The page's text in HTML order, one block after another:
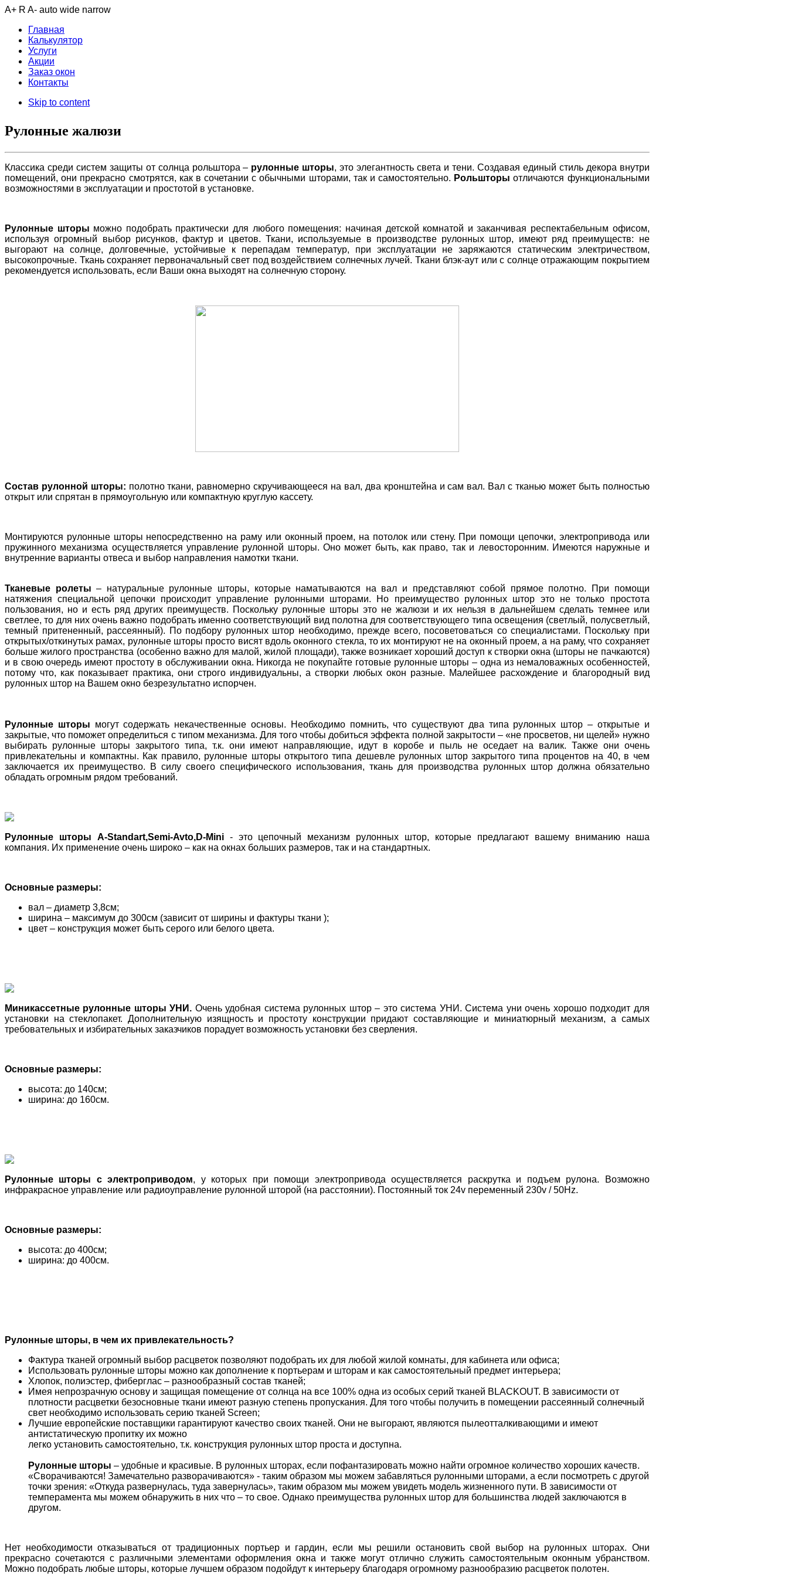
A+ R A- auto wide narrow
Главная
Калькулятор
Услуги
Акции
Заказ окон
Контакты
Skip to content
Рулонные жалюзи
Классика среди систем защиты от солнца рольштора – рулонные шторы, это элегантность света и тени. Создавая единый стиль декора внутри
помещений, они прекрасно смотрятся, как в сочетании с обычными шторами, так и самостоятельно. Рольшторы отличаются функциональными
возможностями в эксплуатации и простотой в установке.
Рулонные шторы можно подобрать практически для любого помещения: начиная детской комнатой и заканчивая респектабельным офисом,
используя огромный выбор рисунков, фактур и цветов. Ткани, используемые в производстве рулонных штор, имеют ряд преимуществ: не
выгорают на солнце, долговечные, устойчивые к перепадам температур, при эксплуатации не заряжаются статическим электричеством,
высокопрочные. Ткань сохраняет первоначальный свет под воздействием солнечных лучей. Ткани блэк-аут или с солнце отражающим покрытием
рекомендуется использовать, если Ваши окна выходят на солнечную сторону.
Состав рулонной шторы: полотно ткани, равномерно скручивающееся на вал, два кронштейна и сам вал. Вал с тканью может быть полностью
открыт или спрятан в прямоугольную или компактную круглую кассету.
Монтируются рулонные шторы непосредственно на раму или оконный проем, на потолок или стену. При помощи цепочки, электропривода или
пружинного механизма осуществляется управление рулонной шторы. Оно может быть, как право, так и левосторонним. Имеются наружные и
внутренние варианты отвеса и выбор направления намотки ткани.
Тканевые ролеты – натуральные рулонные шторы, которые наматываются на вал и представляют собой прямое полотно. При помощи
натяжения специальной цепочки происходит управление рулонными шторами. Но преимущество рулонных штор это не только простота
пользования, но и есть ряд других преимуществ. Поскольку рулонные шторы это не жалюзи и их нельзя в дальнейшем сделать темнее или
светлее, то для них очень важно подобрать именно соответствующий вид полотна для соответствующего типа освещения (светлый, полусветлый,
темный притененный, рассеянный). По подбору рулонных штор необходимо, прежде всего, посоветоваться со специалистами. Поскольку при
открытых/откинутых рамах, рулонные шторы просто висят вдоль оконного стекла, то их монтируют не на оконный проем, а на раму, что сохраняет
больше жилого пространства (особенно важно для малой, жилой площади), также возникает хороший доступ к створки окна (шторы не пачкаются)
и в свою очередь имеют простоту в обслуживании окна. Никогда не покупайте готовые рулонные шторы – одна из немаловажных особенностей,
потому что, как показывает практика, они строго индивидуальны, а створки любых окон разные. Малейшее расхождение и благородный вид
рулонных штор на Вашем окно безрезультатно испорчен.
Рулонные шторы могут содержать некачественные основы. Необходимо помнить, что существуют два типа рулонных штор – открытые и
закрытые, что поможет определиться с типом механизма. Для того чтобы добиться эффекта полной закрытости – «не просветов, ни щелей» нужно
выбирать рулонные шторы закрытого типа, т.к. они имеют направляющие, идут в коробе и пыль не оседает на валик. Также они очень
привлекательны и компактны. Как правило, рулонные шторы открытого типа дешевле рулонных штор закрытого типа процентов на 40, в чем
заключается их преимущество. В силу своего специфического использования, ткань для производства рулонных штор должна обязательно
обладать огромным рядом требований.
Рулонные шторы А-Standart,Semi-Avto,D-Mini - это цепочный механизм рулонных штор, которые предлагают вашему вниманию наша
компания. Их применение очень широко – как на окнах больших размеров, так и на стандартных.
Основные размеры:
вал – диаметр 3,8см;
ширина – максимум до 300см (зависит от ширины и фактуры ткани );
цвет – конструкция может быть серого или белого цвета.
Миникассетные рулонные шторы УНИ. Очень удобная система рулонных штор – это система УНИ. Система уни очень хорошо подходит для
установки на стеклопакет. Дополнительную изящность и простоту конструкции придают составляющие и миниатюрный механизм, а самых
требовательных и избирательных заказчиков порадует возможность установки без сверления.
Основные размеры:
высота: до 140см;
ширина: до 160см.
Рулонные шторы с электроприводом, у которых при помощи электропривода осуществляется раскрутка и подъем рулона. Возможно
инфракрасное управление или радиоуправление рулонной шторой (на расстоянии). Постоянный ток 24v переменный 230v / 50Hz.
Основные размеры:
высота: до 400см;
ширина: до 400см.
Рулонные шторы, в чем их привлекательность?
Фактура тканей огромный выбор расцветок позволяют подобрать их для любой жилой комнаты, для кабинета или офиса;
Использовать рулонные шторы можно как дополнение к портьерам и шторам и как самостоятельный предмет интерьера;
Хлопок, полиэстер, фиберглас – разнообразный состав тканей;
Имея непрозрачную основу и защищая помещение от солнца на все 100% одна из особых серий тканей BLACKOUT. В зависимости от
плотности расцветки безосновные ткани имеют разную степень пропускания. Для того чтобы получить в помещении рассеянный солнечный
свет необходимо использовать серию тканей Screen;
Лучшие европейские поставщики гарантируют качество своих тканей. Они не выгорают, являются пылеотталкивающими и имеют
антистатическую пропитку их можно
легко установить самостоятельно, т.к. конструкция рулонных штор проста и доступна.
Рулонные шторы – удобные и красивые. В рулонных шторах, если пофантазировать можно найти огромное количество хороших качеств.
«Сворачиваются! Замечательно разворачиваются» - таким образом мы можем забавляться рулонными шторами, а если посмотреть с другой
точки зрения: «Откуда развернулась, туда завернулась», таким образом мы можем увидеть модель жизненного пути. В зависимости от
темперамента мы можем обнаружить в них что – то свое. Однако преимущества рулонных штор для большинства людей заключаются в
другом.
Нет необходимости отказываться от традиционных портьер и гардин, если мы решили остановить свой выбор на рулонных шторах. Они
прекрасно сочетаются с различными элементами оформления окна и также могут отлично служить самостоятельным оконным убранством.
Можно подобрать любые шторы, которые лучшем образом подойдут к интерьеру благодаря огромному разнообразию расцветок полотен.